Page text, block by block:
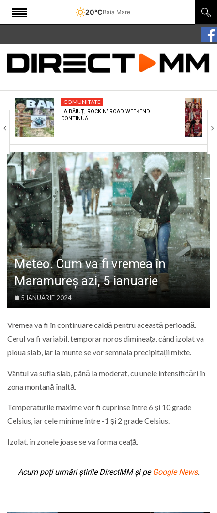
20°CBaia Mare
START
COMUNITATE
CULTURA
ECONOMIE
SANATATE
SPORT
SPECIAL
POLITIC
LIFE
COMUNITATE
LA BĂIUȚ, ROCK N’ ROAD WEEKEND
CONTINUĂ…
Meteo. Cum va fi vremea în
Maramureș azi, 5 ianuarie
5 IANUARIE 2024
Vremea va fi în continuare caldă pentru această perioadă.
Cerul va fi variabil, temporar noros dimineața, când izolat va
ploua slab, iar la munte se vor semnala precipitații mixte.
Vântul va sufla slab, până la moderat, cu unele intensificări în
zona montană înaltă.
Temperaturile maxime vor fi cuprinse între 6 și 10 grade
Celsius, iar cele minime între -1 și 2 grade Celsius.
Izolat, în zonele joase se va forma ceață.
Acum poți urmări știrile DirectMM și pe Google News.